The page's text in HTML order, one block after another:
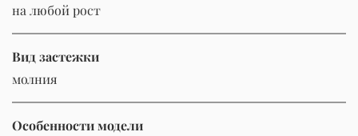
на любой рост
Вид застежки
молния
Особенности модели